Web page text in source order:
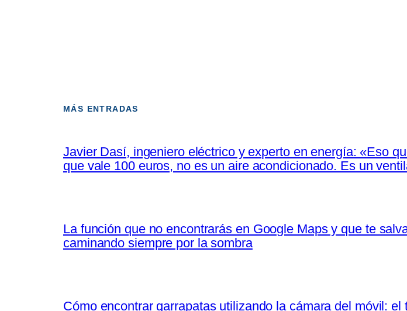
MÁS ENTRADAS
Javier Dasí, ingeniero eléctrico y experto en energía: «Eso
que vale 100 euros, no es un aire acondicionado. Es un
La función que no encontrarás en Google Maps y que te
caminando siempre por la sombra
Cómo encontrar garrapatas utilizando la cámara del móvil: